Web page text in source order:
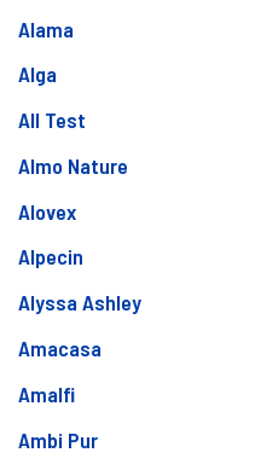
Alama
Alga
All Test
Almo Nature
Alovex
Alpecin
Alyssa Ashley
Amacasa
Amalfi
Ambi Pur